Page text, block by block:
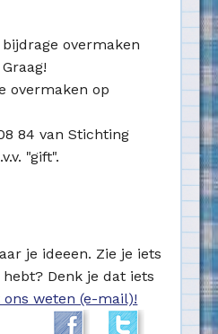
overmaken
overmaken op
84 van Stichting
"gift".
je ideeen. Zie je iets
Denk je dat iets
ons weten (e-mail)!